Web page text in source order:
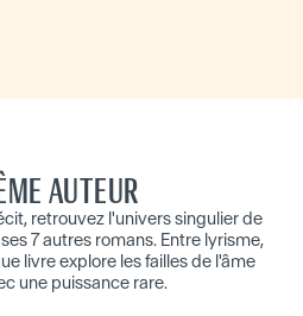
AUTEUR
retrouvez l'univers singulier de
7 autres romans. Entre lyrisme,
livre explore les failles de l'âme
une puissance rare.